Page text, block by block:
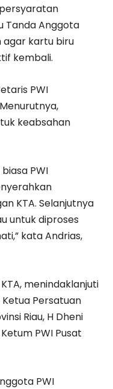
Tanda Anggota
agar kartu biru
kembali.
PWI
keabsahan
PWI
KTA. Selanjutnya
untuk diproses
kata Andrias,
menindaklanjuti
Persatuan
Riau, H Dheni
PWI Pusat
PWI